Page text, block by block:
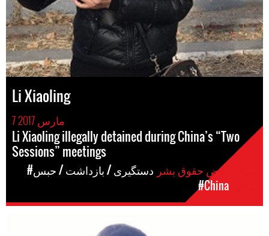
Li Xiaoling
7 مارس 2017
Li Xiaoling illegally detained during China’s “Two
Sessions” meetings
#دستگیری / بازداشت / حبس
#China